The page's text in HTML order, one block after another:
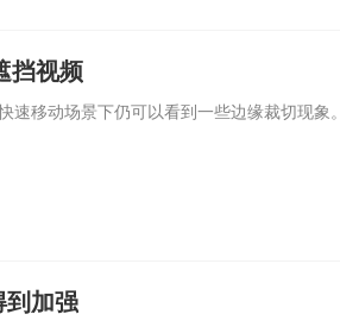
挡视频
速移动场景下仍可以看到一些边缘裁切现象。
到加强